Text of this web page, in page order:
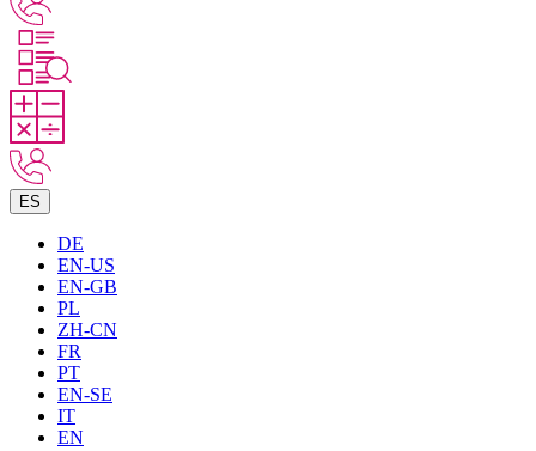
ES
DE
EN-US
EN-GB
PL
ZH-CN
FR
PT
EN-SE
IT
EN